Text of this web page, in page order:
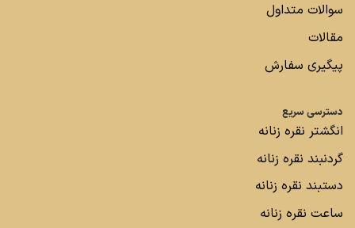
سوالات متداول
مقالات
پیگیری سفارش
دسترسی سریع
انگشتر نقره زنانه
گردنبند نقره زنانه
دستبند نقره زنانه
ساعت نقره زنانه